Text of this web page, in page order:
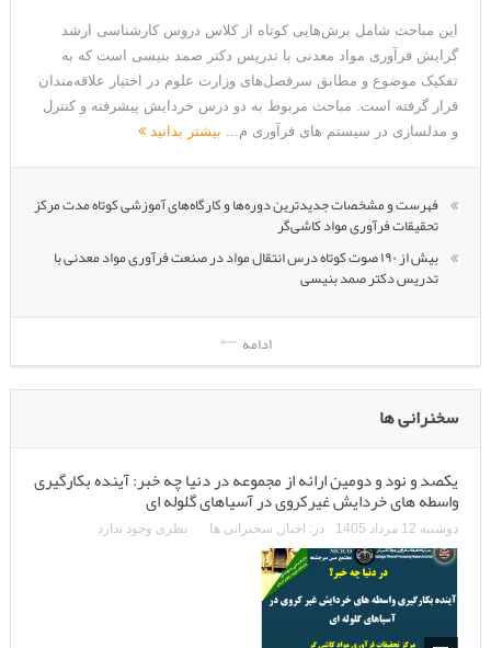
این مباحث شامل برش‌هایی کوتاه از کلاس دروس کارشناسی ارشد
گرایش فرآوری مواد معدنی با تدریس دکتر صمد بنیسی است که به
تفکیک موضوع و مطابق سرفصل‌های وزارت علوم در اختیار علاقه‌مندان
قرار گرفته است. مباحث مربوط به دو درس خردایش پیشرفته و کنترل
و مدلسازی در سیستم های فرآوری م...
بیشتر بدانید
فهرست و مشخصات جدیدترین دوره‌ها و کارگاه‌های آموزشی کوتاه مدت مرکز
تحقیقات فرآوری مواد کاشی‌گر
بیش از ۱۹۰ صوت کوتاه درس انتقال مواد در صنعت فرآوری مواد معدنی با
تدریس دکتر صمد بنیسی
ادامه
سخنرانی ها
یکصد و نود و دومین ارائه از مجموعه در دنیا چه خبر: آینده بکارگیری
واسطه های خردایش غیرکروی در آسیاهای گلوله ای
دوشنبه 12 مرداد 1405 در: اخبار سخنرانی ها نظری وجود ندارد